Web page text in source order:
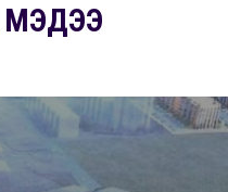
МЭДЭЭ